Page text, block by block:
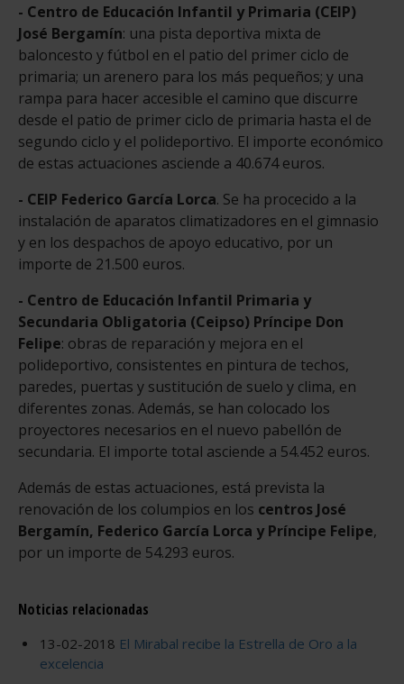
- Centro de Educación Infantil y Primaria (CEIP)
José Bergamín: una pista deportiva mixta de
baloncesto y fútbol en el patio del primer ciclo de
primaria; un arenero para los más pequeños; y una
rampa para hacer accesible el camino que discurre
desde el patio de primer ciclo de primaria hasta el de
segundo ciclo y el polideportivo. El importe económico
de estas actuaciones asciende a 40.674 euros.
- CEIP Federico García Lorca. Se ha procecido a la
instalación de aparatos climatizadores en el gimnasio
y en los despachos de apoyo educativo, por un
importe de 21.500 euros.
- Centro de Educación Infantil Primaria y
Secundaria Obligatoria (Ceipso) Príncipe Don
Felipe: obras de reparación y mejora en el
polideportivo, consistentes en pintura de techos,
paredes, puertas y sustitución de suelo y clima, en
diferentes zonas. Además, se han colocado los
proyectores necesarios en el nuevo pabellón de
secundaria. El importe total asciende a 54.452 euros.
Además de estas actuaciones, está prevista la
renovación de los columpios en los centros José
Bergamín, Federico García Lorca y Príncipe Felipe,
por un importe de 54.293 euros.
Noticias relacionadas
13-02-2018 El Mirabal recibe la Estrella de Oro a la
excelencia